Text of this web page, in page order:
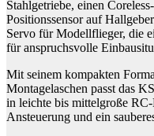
Stahlgetriebe, einen
Positionssensor auf
Servo für Modellflieger, die
für anspruchsvolle
Mit seinem kompakten
Montagelaschen passt das
in leichte bis mittelgroße
Ansteuerung und ein